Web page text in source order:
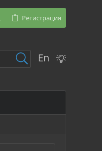
Регистрация
En